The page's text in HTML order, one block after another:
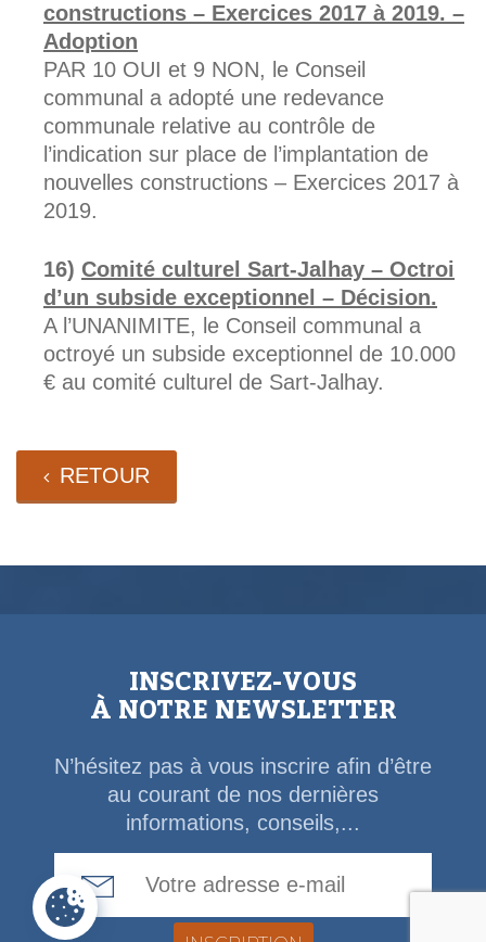
constructions – Exercices 2017 à 2019. –
Adoption
PAR 10 OUI et 9 NON, le Conseil
communal a adopté une redevance
communale relative au contrôle de
l’indication sur place de l’implantation de
nouvelles constructions – Exercices 2017 à
2019.
Comité culturel Sart-Jalhay – Octroi
d’un subside exceptionnel – Décision.
A l’UNANIMITE, le Conseil communal a
octroyé un subside exceptionnel de 10.000
€ au comité culturel de Sart-Jalhay.
RETOUR
INSCRIVEZ-VOUS
À NOTRE NEWSLETTER
N’hésitez pas à vous inscrire afin d’être
au courant de nos dernières
informations, conseils,...